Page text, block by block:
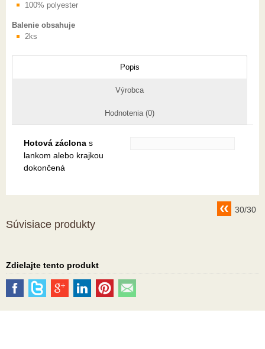
100% polyester
Balenie obsahuje
2ks
Popis
Výrobca
Hodnotenia (0)
Hotová záclona s
lankom alebo krajkou
dokončená
30/30
Súvisiace produkty
Zdielajte tento produkt